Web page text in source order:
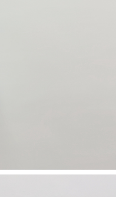
用額度並採取法律行動。